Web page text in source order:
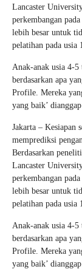
Lancaster
perkembangan
lebih besar untuk
pelatihan pada
Anak-anak usia 4-
berdasarkan apa
Profile. Mereka
yang baik’
Jakarta – Kesiapan
memprediksi
Berdasarkan
Lancaster
perkembangan
lebih besar untuk
pelatihan pada
Anak-anak usia 4-
berdasarkan apa
Profile. Mereka
yang baik’